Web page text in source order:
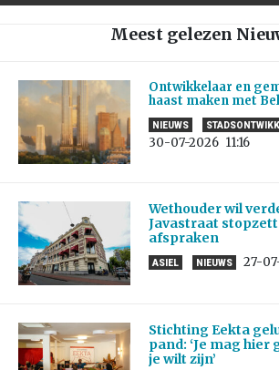
Meest gelezen
Ontwikkelaar en
haast maken met
NIEUWS
30-07-2026 11:16
Wethouder wil
Javastraat
afspraken
ASIEL NIEUWS 27-
Stichting Eekta
pand: ‘Je mag hier
je wilt zijn’